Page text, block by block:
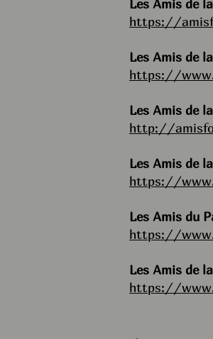
Les Amis de
https://
Les Amis de
https://
Les Amis de
http://
Les Amis de
https://
Les Amis du
https://
Les Amis de
https://